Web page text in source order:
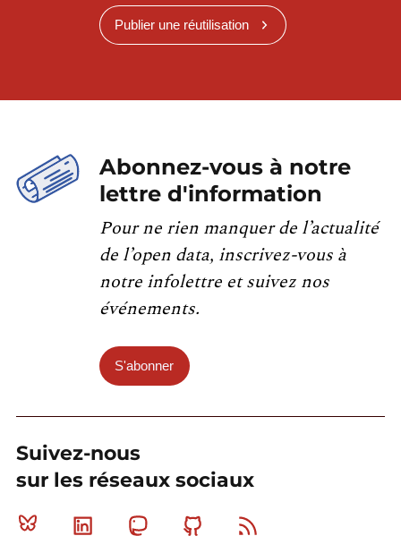
Publier une réutilisation
Abonnez-vous à notre
lettre d'information
Pour ne rien manquer de l’actualité
de l’open data, inscrivez-vous à
notre infolettre et suivez nos
événements.
S'abonner
Suivez-nous
sur les réseaux sociaux
Bluesky Linkedin MastodonGithub